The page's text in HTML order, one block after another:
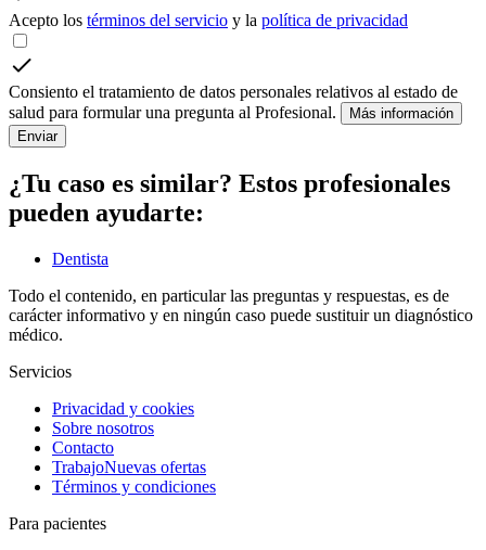
Acepto los términos del servicio y la política de privacidad
Consiento el tratamiento de datos personales relativos al estado de
salud para formular una pregunta al Profesional.
Más información
Enviar
¿Tu caso es similar? Estos profesionales
pueden ayudarte:
Dentista
Todo el contenido, en particular las preguntas y respuestas, es de
carácter informativo y en ningún caso puede sustituir un diagnóstico
médico.
Servicios
Privacidad y cookies
Sobre nosotros
Contacto
TrabajoNuevas ofertas
Términos y condiciones
Para pacientes